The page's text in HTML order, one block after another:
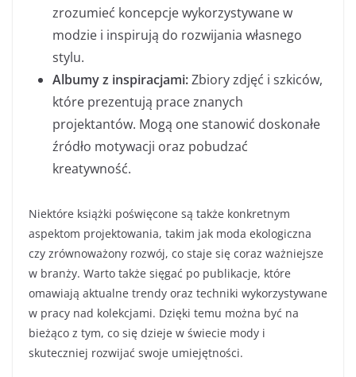
zrozumieć koncepcje wykorzystywane w
modzie i inspirują do rozwijania własnego
stylu.
Albumy z inspiracjami:Zbiory zdjęć i szkiców,
które prezentują prace znanych
projektantów. Mogą one stanowić doskonałe
źródło motywacji oraz pobudzać
kreatywność.
Niektóre książki poświęcone są także konkretnym
aspektom projektowania, takim jak moda ekologiczna
czy zrównoważony rozwój, co staje się coraz ważniejsze
w branży. Warto także sięgać po publikacje, które
omawiają aktualne trendy oraz techniki wykorzystywane
w pracy nad kolekcjami. Dzięki temu można być na
bieżąco z tym, co się dzieje w świecie mody i
skuteczniej rozwijać swoje umiejętności.